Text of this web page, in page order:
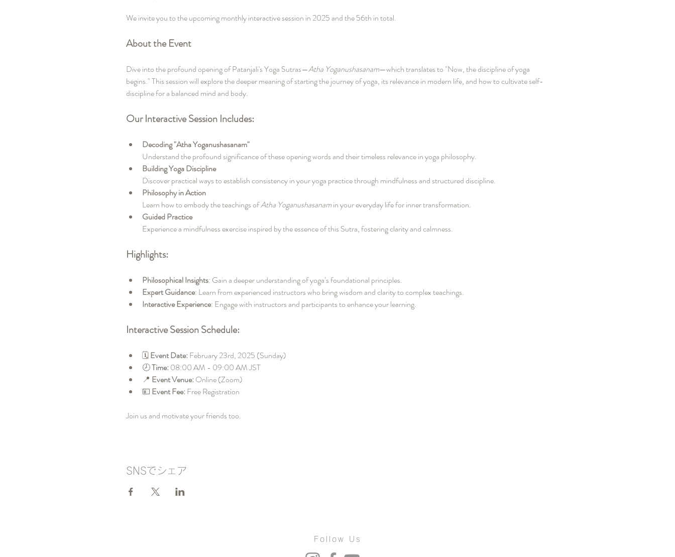
We invite you to the upcoming monthly interactive session in 2025 and the 56th in total.
About the Event
Dive into the profound opening of Patanjali's Yoga Sutras—Atha Yoganushasanam—which translates to "Now, the discipline of yoga
begins." This session will explore the deeper meaning of starting the journey of yoga, its relevance in modern life, and how to cultivate self-
discipline for a balanced mind and body.
Our Interactive Session Includes:
Decoding "Atha Yoganushasanam"
Understand the profound significance of these opening words and their timeless relevance in yoga philosophy.
Building Yoga Discipline
Discover practical ways to establish consistency in your yoga practice through mindfulness and structured discipline.
Philosophy in Action
Learn how to embody the teachings of Atha Yoganushasanam in your everyday life for inner transformation.
Guided Practice
Experience a mindfulness exercise inspired by the essence of this Sutra, fostering clarity and calmness.
Highlights:
Philosophical Insights: Gain a deeper understanding of yoga’s foundational principles.
Expert Guidance: Learn from experienced instructors who bring wisdom and clarity to complex teachings.
Interactive Experience: Engage with instructors and participants to enhance your learning.
Interactive Session Schedule:
🗓️ Event Date: February 23rd, 2025 (Sunday)
🕗 Time: 08:00 AM - 09:00 AM JST
📍 Event Venue: Online (Zoom)
💴 Event Fee: Free Registration
Join us and motivate your friends too.
SNSでシェア
Follow Us